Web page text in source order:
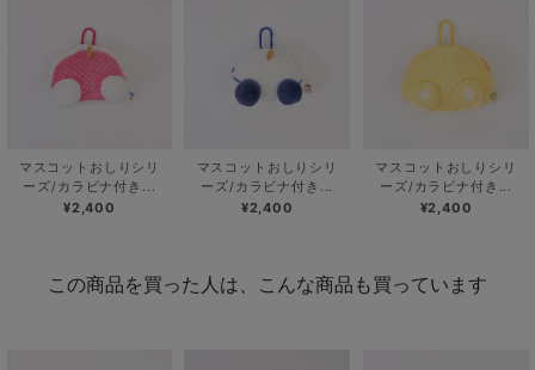
マスコットおしりシリ
ーズ/カラビナ付き...
¥2,400
マスコットおしりシリ
ーズ/カラビナ付き...
¥2,400
マスコットおしりシリ
ーズ/カラビナ付き...
¥2,400
この商品を買った人は、こんな商品も買っています